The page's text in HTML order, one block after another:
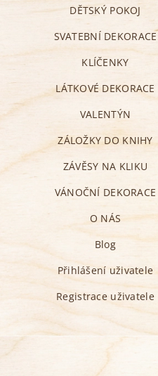
DĚTSKÝ POKOJ
SVATEBNÍ DEKORACE
KLÍČENKY
LÁTKOVÉ DEKORACE
VALENTÝN
ZÁLOŽKY DO KNIHY
ZÁVĚSY NA KLIKU
VÁNOČNÍ DEKORACE
O NÁS
Blog
Přihlášení uživatele
Registrace uživatele